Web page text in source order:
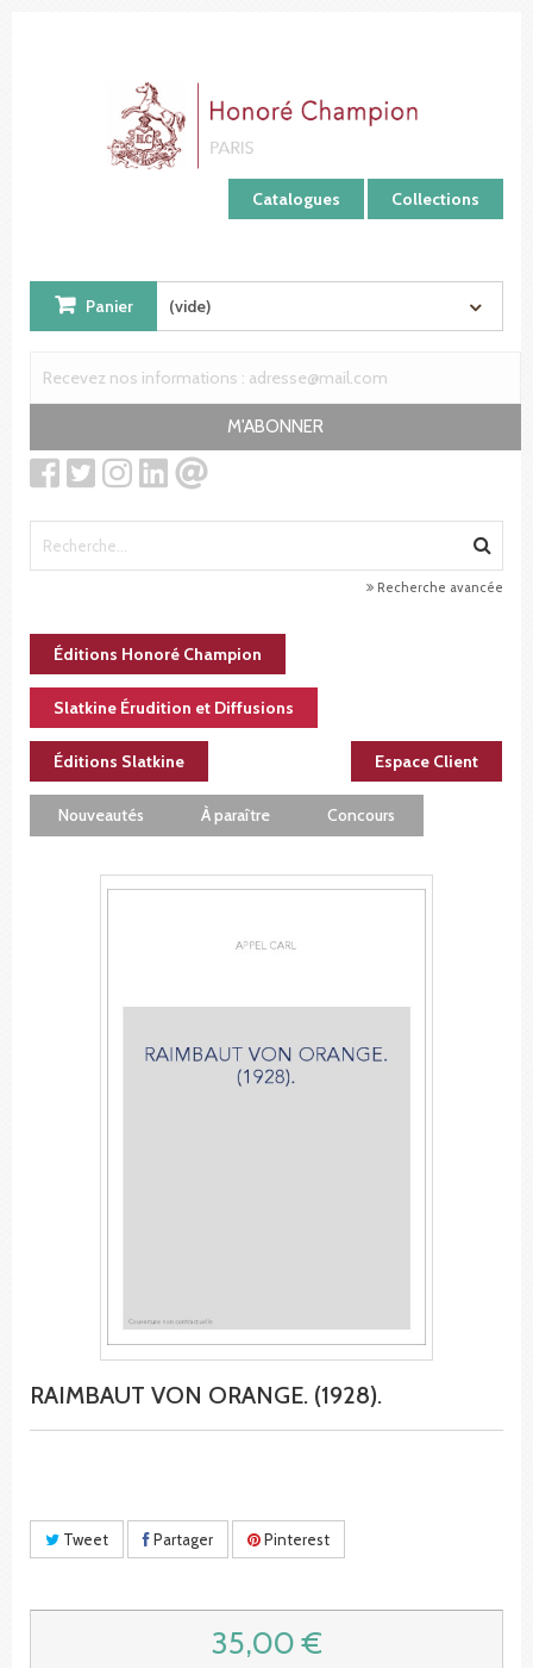
Catalogues Collections
Panier (vide)
M'ABONNER
Recherche avancée
Éditions Honoré Champion
Slatkine Érudition et Diffusions
Éditions Slatkine Espace Client
Nouveautés À paraître Concours
RAIMBAUT VON ORANGE. (1928).
Tweet Partager Pinterest
35,00 €